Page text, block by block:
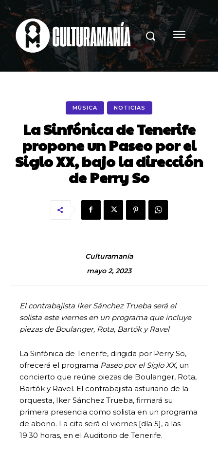
MÚSICA NOTICIAS
La Sinfónica de Tenerife
propone un Paseo por el
Siglo XX, bajo la dirección
de Perry So
Culturamanía
mayo 2, 2023
El contrabajista Iker Sánchez Trueba será el
solista este viernes en un programa que incluye
piezas de Boulanger, Rota, Bartók y Ravel
La Sinfónica de Tenerife, dirigida por Perry So,
ofrecerá el programa Paseo por el Siglo XX, un
concierto que reúne piezas de Boulanger, Rota,
Bartók y Ravel. El contrabajista asturiano de la
orquesta, Iker Sánchez Trueba, firmará su
primera presencia como solista en un programa
de abono. La cita será el viernes [día 5], a las
19:30 horas, en el Auditorio de Tenerife.